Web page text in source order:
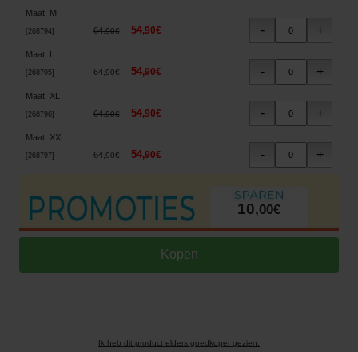
Maat: M
268794] 64,90€ 54,90€
Maat:
268795] 64,90€ 54,90€
Maat: XL
268796] 64,90€ 54,90€
Maat: XXL
268797] 64,90€ 54,90€
10,00€
Ik heb dit product elders goedkoper gezien.